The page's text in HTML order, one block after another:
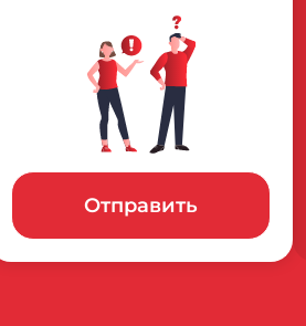
Отправить